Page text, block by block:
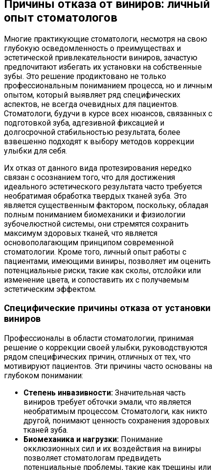
Причины отказа от виниров: личный
опыт стоматологов
Многие практикующие стоматологи, несмотря на свою
глубокую осведомленность о преимуществах и
эстетической привлекательности виниров, зачастую
предпочитают избегать их установки на собственные
зубы. Это решение продиктовано не только
профессиональным пониманием процесса, но и личным
опытом, который выявляет ряд специфических
аспектов, не всегда очевидных для пациентов.
Стоматологи, будучи в курсе всех нюансов, связанных с
подготовкой зуба, адгезивной фиксацией и
долгосрочной стабильностью результата, более
взвешенно подходят к выбору методов коррекции
улыбки для себя.
Их отказ от данного вида протезирования нередко
связан с осознанием того, что для достижения
идеального эстетического результата часто требуется
необратимая обработка твердых тканей зуба. Это
является существенным фактором, поскольку, обладая
полным пониманием биомеханики и физиологии
зубочелюстной системы, они стремятся сохранить
максимум здоровых тканей, что является
основополагающим принципом современной
стоматологии. Кроме того, личный опыт работы с
пациентами, имеющими виниры, позволяет им оценить
потенциальные риски, такие как сколы, отслойки или
изменение цвета, и сопоставить их с получаемым
эстетическим эффектом.
Специфические причины отказа от установки
виниров
Профессионалы в области стоматологии, принимая
решение о коррекции своей улыбки, руководствуются
рядом специфических причин, отличных от тех, что
мотивируют пациентов. Эти причины часто основаны на
глубоком понимании:
Степень инвазивности: Значительная часть
виниров требует обточки эмали, что является
необратимым процессом. Стоматологи, как никто
другой, понимают ценность сохранения здоровых
тканей зуба.
Биомеханика и нагрузки: Понимание
окклюзионных сил и их воздействия на виниры
позволяет стоматологам предвидеть
потенциальные проблемы, такие как трещины или